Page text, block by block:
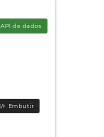
API de dados
Embutir